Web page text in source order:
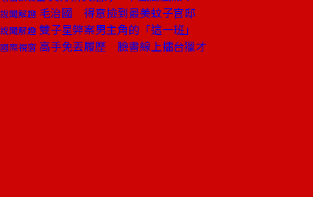
說聞解趣 毛治國 得意撿到最美蚊子官邸
說聞解趣 雙子星弊案男主角的「這一班」
國際視窗 高手免丟履歷 臉書線上擂台獵才